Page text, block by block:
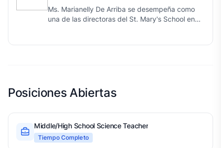
Ms. Marianelly De Arriba se desempeña como
una de las directoras del St. Mary's School en
Posiciones Abiertas
Middle/High School Science Teacher
Tiempo Completo